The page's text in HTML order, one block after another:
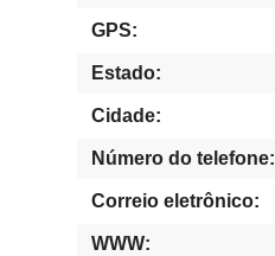
GPS:
Estado:
Cidade:
Número do telefone:
Correio eletrônico:
WWW: